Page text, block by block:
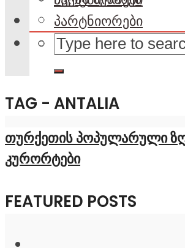
პარტნიორები
TAG - ANTALIA
თურქეთის პოპულარული
კურორტები
FEATURED POSTS